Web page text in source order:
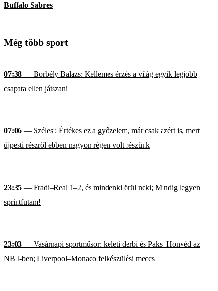
Buffalo Sabres
Még több sport
07:38 — Borbély Balázs: Kellemes érzés a világ egyik legjobb
csapata ellen játszani
07:06 — Szélesi: Értékes ez a győzelem, már csak azért is, mert
újpesti részről ebben nagyon régen volt részünk
23:35 — Fradi–Real 1–2, és mindenki örül neki; Mindig legyen
sprintfutam!
23:03 — Vasárnapi sportműsor: keleti derbi és Paks–Honvéd az
NB I-ben; Liverpool–Monaco felkészülési meccs